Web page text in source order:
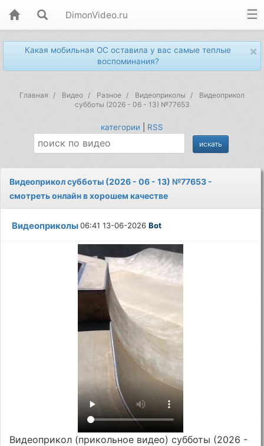
DimonVideo.ru
×
Какая мобильная ОС оставила у вас самые теплые
воспоминания?
Главная Видео Разное Видеоприколы
Видеоприкол
субботы (2026 - 06 - 13) №77653
категории RSS
Видеоприкол субботы (2026 - 06 - 13) №77653 -
смотреть онлайн в хорошем качестве
Видеоприколы06:41 13-06-2026Bot
Видеоприкол (прикольное видео) субботы (2026 -